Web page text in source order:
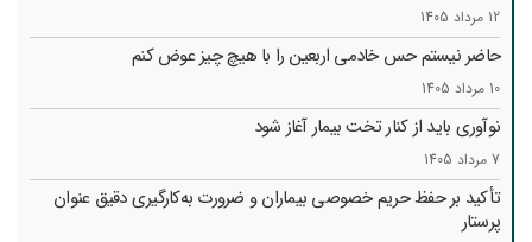
12 مرداد 1405
حاضر نیستم حس خادمی اربعین را با هیچ چیز عوض کنم
10 مرداد 1405
نوآوری باید از کنار تخت بیمار آغاز شود
7 مرداد 1405
تأکید بر حفظ حریم خصوصی بیماران و ضرورت به‌کارگیری دقیق عنوان
پرستار